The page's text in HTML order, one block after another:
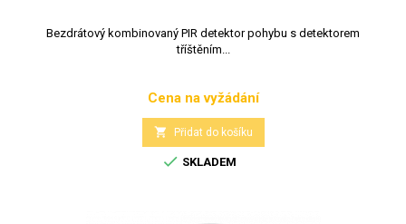
Bezdrátový kombinovaný PIR detektor pohybu s detektorem
tříštěním...
Cena
Cena na vyžádání
 Přidat do košíku
 SKLADEM